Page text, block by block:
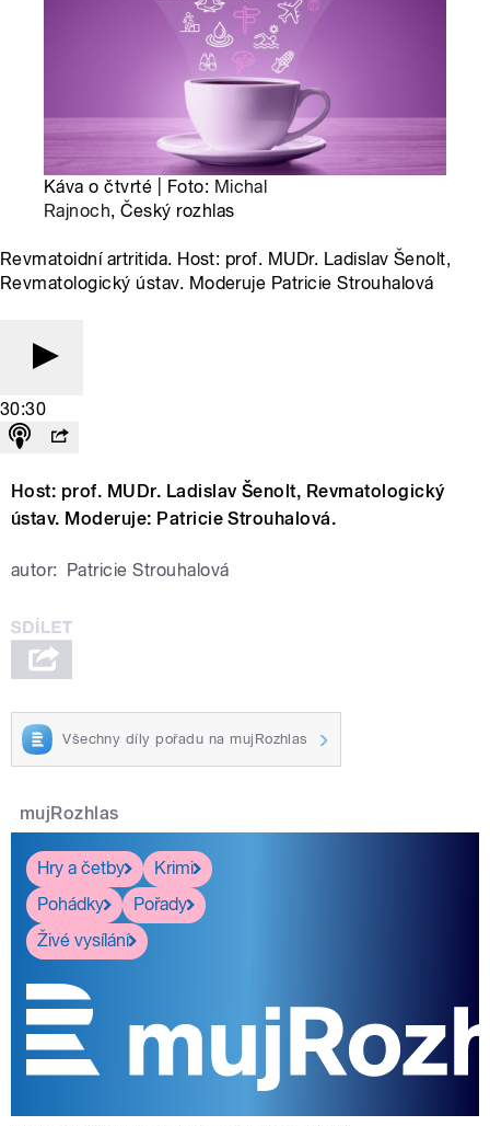
Káva o čtvrté | Foto: Michal
Rajnoch, Český rozhlas
Revmatoidní artritida. Host: prof. MUDr. Ladislav Šenolt,
Revmatologický ústav. Moderuje Patricie Strouhalová
30:30
Host: prof. MUDr. Ladislav Šenolt, Revmatologický
ústav. Moderuje: Patricie Strouhalová.
autor: Patricie Strouhalová
Všechny díly pořadu na mujRozhlas
mujRozhlas
Hry a četby
Krimi
Pohádky
Pořady
Živé vysílání